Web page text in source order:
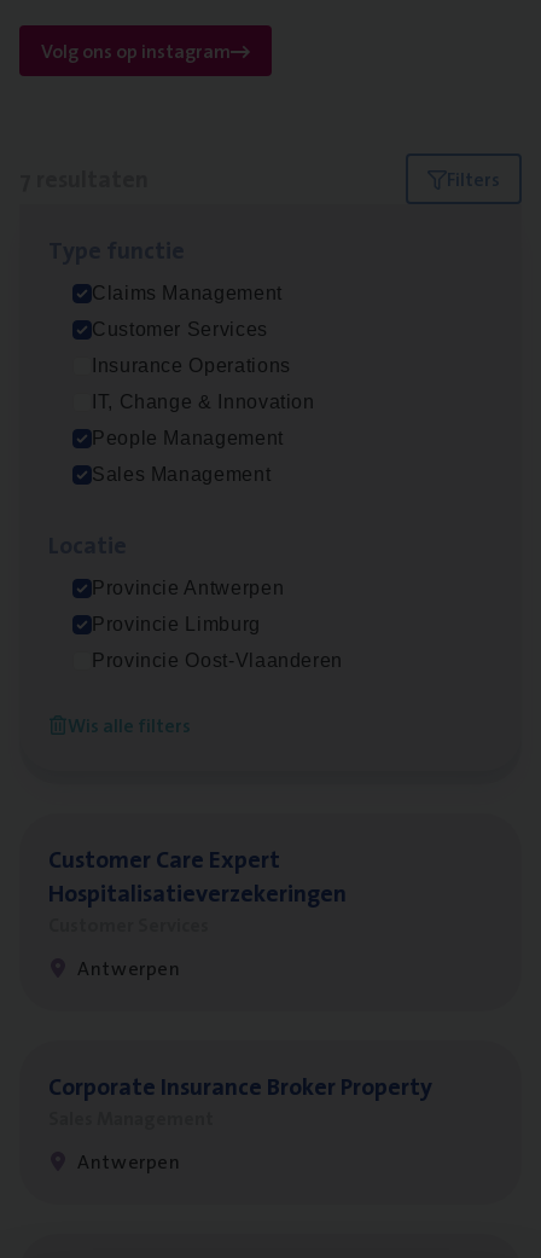
Volg ons op instagram
Filters
Claims Management
Customer Services
Insurance Operations
IT, Change & Innovation
People Management
Sales Management
Provincie Antwerpen
Provincie Limburg
Provincie Oost-Vlaanderen
Wis alle filters
Scha­de Expert Fleet
Claims Management
Antwerpen
Insu­ran­ce Bro­ker Trans­port
Insu­ran­ce Bro­kerKMO
Antwerpen
Cus­to­mer Care Expert
Hospitalisatieverzekeringen
Antwerpen
Cor­po­ra­te Insu­ran­ce Bro­ker Property
Antwerpen